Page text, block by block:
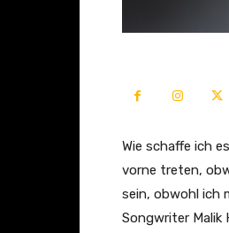
Wie schaffe ich
vorne treten,
sein, obwohl ich
Songwriter Malik